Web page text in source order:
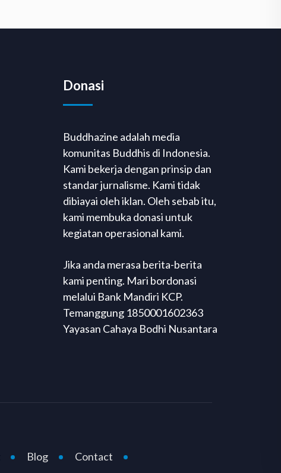
Donasi
Buddhazine adalah media
komunitas Buddhis di Indonesia.
Kami bekerja dengan prinsip dan
standar jurnalisme. Kami tidak
dibiayai oleh iklan. Oleh sebab itu,
kami membuka donasi untuk
kegiatan operasional kami.
Jika anda merasa berita-berita
kami penting. Mari bordonasi
melalui Bank Mandiri KCP.
Temanggung 1850001602363
Yayasan Cahaya Bodhi Nusantara
Blog Contact